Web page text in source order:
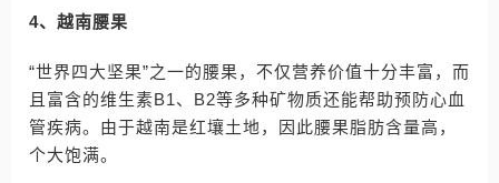
4、越南腰果
“世界四大坚果”之一的腰果，不仅营养价值十分丰富，而
且富含的维生素B1、B2等多种矿物质还能帮助预防心血
管疾病。由于越南是红壤土地，因此腰果脂肪含量高，
个大饱满。